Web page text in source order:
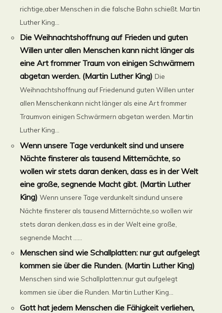
richtige,aber Menschen in die falsche Bahn schießt. Martin
Luther King...
Die Weihnachtshoffnung auf Frieden und guten
Willen unter allen Menschen kann nicht länger als
eine Art frommer Traum von einigen Schwärmern
abgetan werden. (Martin Luther King) Die
Weihnachtshoffnung auf Friedenund guten Willen unter
allen Menschenkann nicht länger als eine Art frommer
Traumvon einigen Schwärmern abgetan werden. Martin
Luther King...
Wenn unsere Tage verdunkelt sind und unsere
Nächte finsterer als tausend Mitternächte, so
wollen wir stets daran denken, dass es in der Welt
eine große, segnende Macht gibt. (Martin Luther
King) Wenn unsere Tage verdunkelt sindund unsere
Nächte finsterer als tausend Mitternächte,so wollen wir
stets daran denken,dass es in der Welt eine große,
segnende Macht ......
Menschen sind wie Schallplatten: nur gut aufgelegt
kommen sie über die Runden. (Martin Luther King)
Menschen sind wie Schallplatten:nur gut aufgelegt
kommen sie über die Runden. Martin Luther King...
Gott hat jedem Menschen die Fähigkeit verliehen,